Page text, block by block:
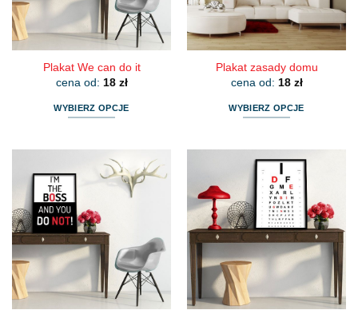
stronie
produktu
stronie
produktu
Plakat We can do it
cena od: 18 zł
WYBIERZ OPCJE
wiele
wariantów.
Opcje
można
wybrać
na
stronie
produktu
Plakat zasady domu
cena od: 18 zł
WYBIERZ OPCJE
ma
wiele
wariantów.
Opcje
można
wybrać
na
stronie
produktu